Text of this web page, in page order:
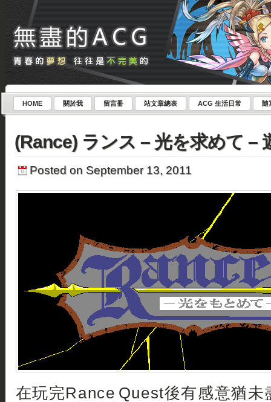
HOME 關於我 留言冊 站文章總表 ACG 生活日常 隨
(Rance) ランス – 光を求めて –
Posted on September 13, 2011
在玩完Rance Quest後有感意猶未